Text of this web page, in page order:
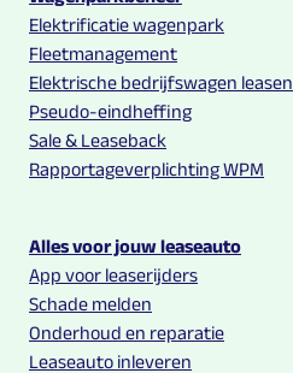
Elektrificatie wagenpark
Fleetmanagement
Elektrische bedrijfswagen leasen
Pseudo-eindheffing
Sale & Leaseback
Rapportageverplichting WPM
Alles voor jouw leaseauto
App voor leaserijders
Schade melden
Onderhoud en reparatie
Leaseauto inleveren